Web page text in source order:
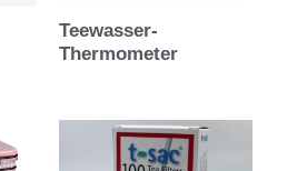
Teewasser-
Thermometer